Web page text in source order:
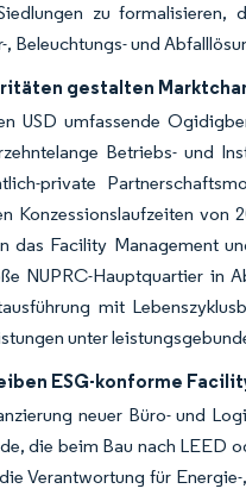
zu
, Beleuchtungs- und
gestalten
USD umfassende
Betriebs- und
private
Konzessionslaufzeiten von
das Facility Management
NUPRC-Hauptquartier in
mit
unter
ESG-konforme
neuer Büro- und
die beim Bau nach LEED
Verantwortung für